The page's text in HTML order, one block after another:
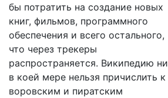
бы потратить на создание новых
книг, фильмов, программного
обеспечения и всего остального,
что через трекеры
распространяется. Википедию ни
в коей мере нельзя причислить к
воровским и пиратским